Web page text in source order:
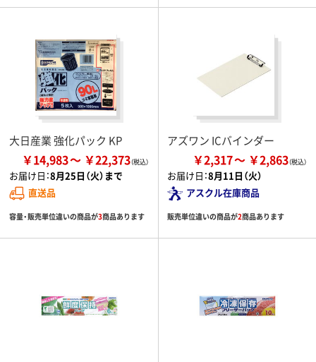
大日産業 強化パック KP
￥14,983 ￥22,373
お届け日：8月25日（火）まで
直送品
容量・販売単位違いの商品が3商品あります
アズワン ICバインダー
￥2,317 ￥2,863
お届け日：8月11日（火）
アスクル在庫商品
販売単位違いの商品が2商品あります